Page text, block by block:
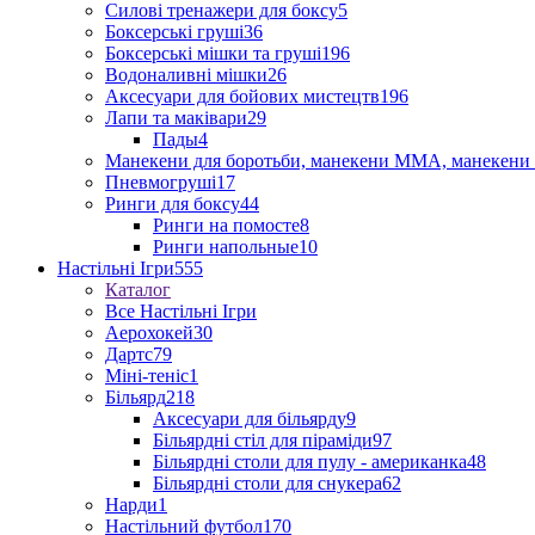
Силові тренажери для боксу5
Боксерські груші36
Боксерські мішки та груші196
Водоналивні мішки26
Аксесуари для бойових мистецтв196
Лапи та маківари29
Пады4
Манекени для боротьби, манекени ММА, манекени
Пневмогруші17
Ринги для боксу44
Ринги на помосте8
Ринги напольные10
Настільні Ігри555
Каталог
Все Настільні Ігри
Аерохокей30
Дартс79
Міні-теніс1
Більярд218
Аксесуари для більярду9
Більярдні стіл для піраміди97
Більярдні столи для пулу - американка48
Більярдні столи для снукера62
Нарди1
Настільний футбол170